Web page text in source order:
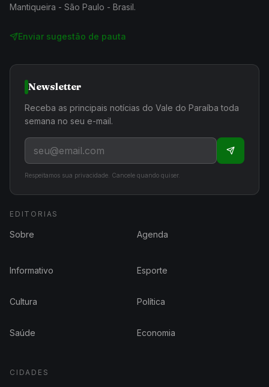
Mantiqueira - São Paulo - Brasil.
Enviar sugestão de pauta
Newsletter
Receba as principais notícias do Vale do Paraíba toda
semana no seu e-mail.
Respeitamos sua privacidade. Cancele quando quiser.
EDITORIAS
Sobre Agenda
Informativo Esporte
Cultura Política
Saúde Economia
CIDADES